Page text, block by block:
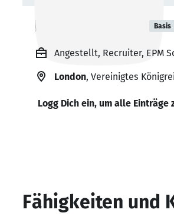
Daniel Moruzzi Basis
Angestellt, Recruiter, EPM
London, Vereinigtes
Logg Dich ein, um alle Einträge
Fähigkeiten und